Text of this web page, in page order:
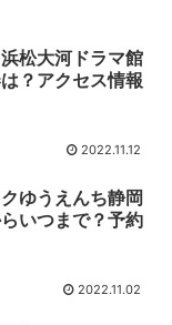
松大河ドラマ館
？アクセス情報
2022.11.12
ゆうえんち静岡
いつまで？予約
2022.11.02